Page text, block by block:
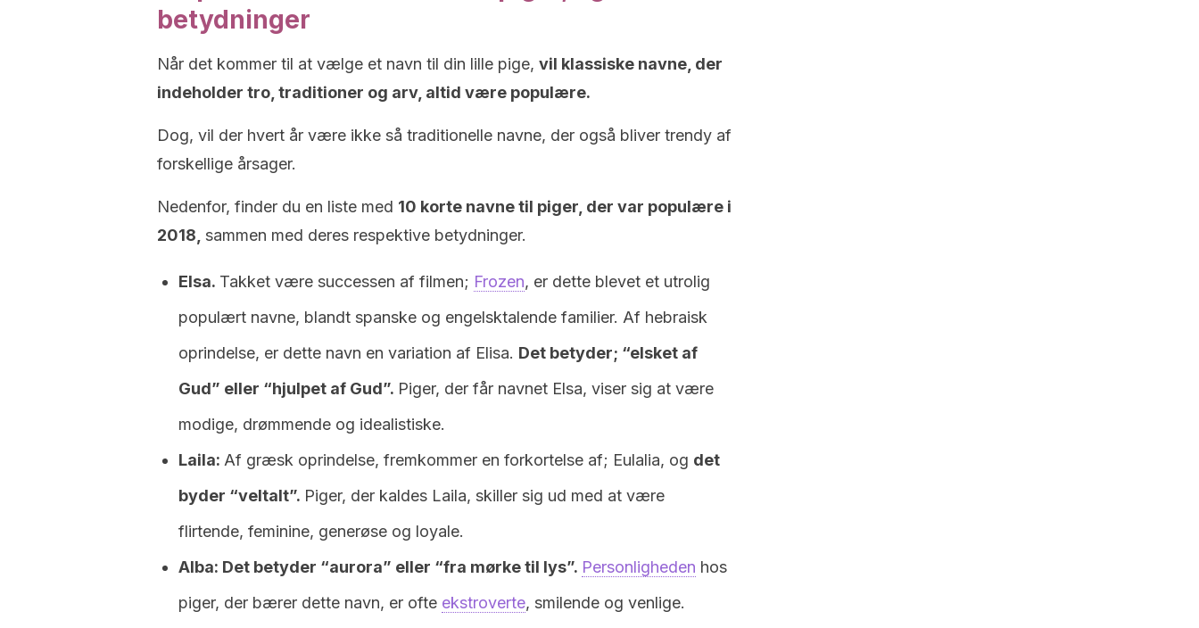
betydninger
Når det kommer til at vælge et navn til din lille pige, vil klassiske navne, der
indeholder tro, traditioner og arv, altid være populære.
Dog, vil der hvert år være ikke så traditionelle navne, der også bliver trendy af
forskellige årsager.
Nedenfor, finder du en liste med 10 korte navne til piger, der var populære i
2018, sammen med deres respektive betydninger.
Elsa. Takket være successen af filmen; Frozen, er dette blevet et utrolig
populært navne, blandt spanske og engelsktalende familier. Af hebraisk
oprindelse, er dette navn en variation af Elisa. Det betyder; “elsket af
Gud” eller “hjulpet af Gud”. Piger, der får navnet Elsa, viser sig at være
modige, drømmende og idealistiske.
Laila: Af græsk oprindelse, fremkommer en forkortelse af; Eulalia, og det
byder “veltalt”. Piger, der kaldes Laila, skiller sig ud med at være
flirtende, feminine, generøse og loyale.
Alba: Det betyder “aurora” eller “fra mørke til lys”. Personligheden hos
piger, der bærer dette navn, er ofte ekstroverte, smilende og venlige.